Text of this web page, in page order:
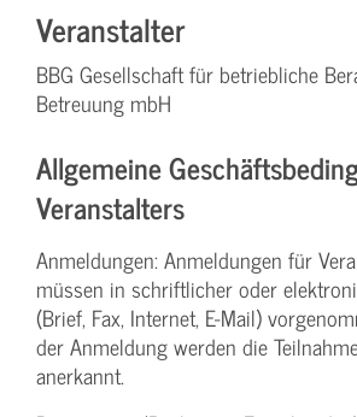
Veranstalter
BBG Gesellschaft für betriebliche
Betreuung mbH
Allgemeine
Veranstalters
Anmeldungen: Anmeldungen für
müssen in schriftlicher oder
(Brief, Fax, Internet, E-Mail)
der Anmeldung werden die
anerkannt.